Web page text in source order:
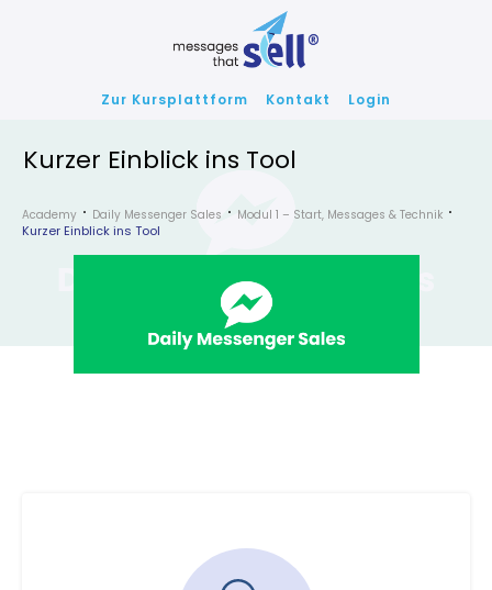
Zur Kursplattform Kontakt Login
Kurzer Einblick ins Tool
Academy Daily Messenger Sales Modul 1 – Start, Messages & Technik
Kurzer Einblick ins Tool